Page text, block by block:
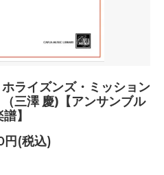
ライズンズ・ミッション
三澤 慶)【アンサンブル
】
(税込)